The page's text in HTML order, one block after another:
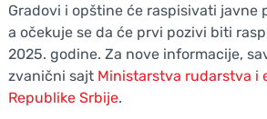
Gradovi i opštine će raspisivati javne
a očekuje se da će prvi pozivi biti
2025. godine. Za nove informacije,
zvanični sajt Ministarstva rudarstva i
Republike Srbije.